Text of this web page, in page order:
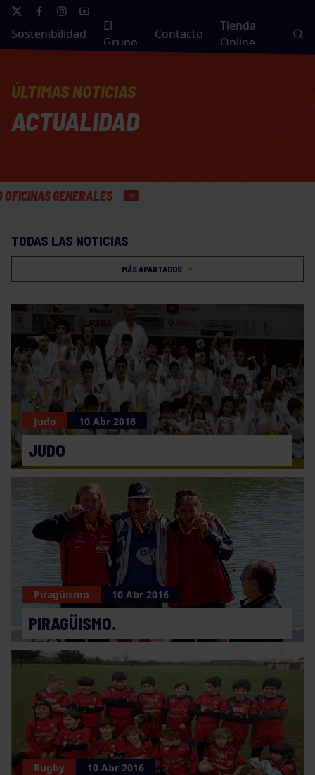
Sostenibilidad
El
Grupo
Contacto
Tienda
Online
ÚLTIMAS NOTICIAS
ACTUALIDAD
TODAS LAS NOTICIAS
MÁS APARTADOS
Judo 10 Abr 2016
JUDO
Piragüismo 10 Abr 2016
PIRAGÜISMO.
Rugby 10 Abr 2016